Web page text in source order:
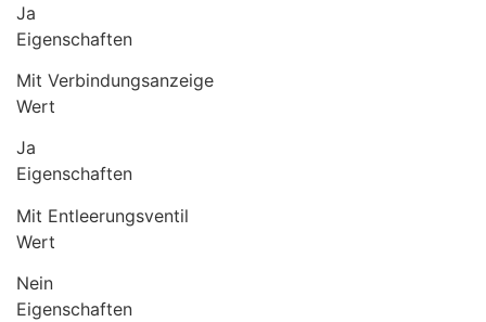
Ja
Eigenschaften
Mit Verbindungsanzeige
Wert
Ja
Eigenschaften
Mit Entleerungsventil
Wert
Nein
Eigenschaften